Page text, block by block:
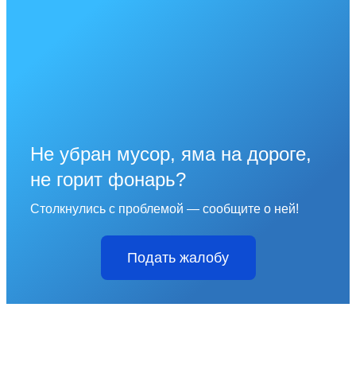
Не убран мусор, яма на дороге,
не горит фонарь?
Столкнулись с проблемой — сообщите о ней!
Подать жалобу